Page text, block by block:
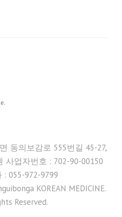
동의보감로 555번길 45-27,
사업자번호 : 702-90-00150
: 055-972-9799
KOREAN MEDICINE.
Reserved.